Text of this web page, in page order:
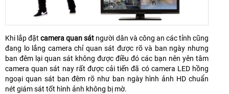
Khi lắp đặtcamera quan sát người dân và công an các tỉnh cũng
đang lo lắng camera chỉ quan sát được rõ và ban ngày nhưng
ban đêm lại quan sát không được điều đó các bạn nên yên tâm
camera quan sát nay rất được cải tiến đã có camera LED hồng
ngoại quan sát ban đêm rõ như ban ngày hình ảnh HD chuẩn
nét giám sát tốt hình ảnh không bị mờ.